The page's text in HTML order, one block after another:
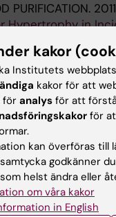
PURIFICATION.
Hypertrophy in
I; Hagerman
diet good in
kakor
Institutets
kakor för att
föranalys för att
för
kan överföras till
godkänner
helst ändra eller
om våra kakor
in English